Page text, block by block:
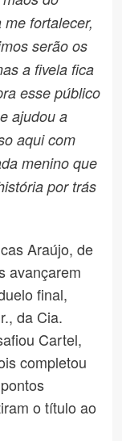
fortalecer,
serão os
a fivela fica
esse público
ajudou a
aqui com
menino que
por trás
Araújo, de
avançarem
final,
da Cia.
Cartel,
completou
o título ao